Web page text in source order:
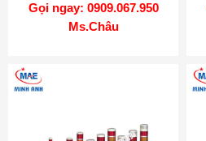
Gọi ngay: 0909.067.950
Ms.Châu